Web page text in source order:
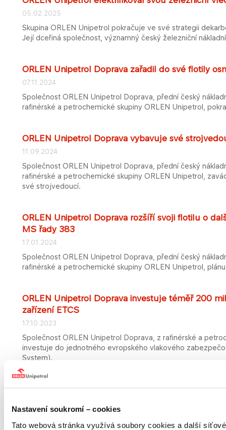
Nastavení soukromí – cookies
Tato webová stránka využívá soubory cookies a další
05.02.2025
Skupina ORLEN Unipetrol pokračuje ve své strategii
Její dceřiná společnost, významný český železniční
ORLEN Unipetrol Doprava zařadil do své flotily
07.11.2024
Společnost ORLEN Unipetrol Doprava, přední český
rafinérské a petrochemické skupiny ORLEN Unipetrol,
ORLEN Unipetrol Doprava vybavuje své
11.09.2024
Společnost ORLEN Unipetrol Doprava, přední český
rafinérské a petrochemické skupiny ORLEN Unipetrol,
své strojvedoucí.
ORLEN Unipetrol Doprava rozšíří svoji flotilu o
MS řady 383
17.01.2024
Společnost ORLEN Unipetrol Doprava, přední český
rafinérské a petrochemické skupiny ORLEN Unipetrol,
ORLEN Unipetrol Doprava investuje téměř 200
zařízení ETCS
17.10.2023
Společnost ORLEN Unipetrol Doprava, z rafinérské a
investuje do jednotného evropského vlakového
System).
ORLEN Unipetrol Doprava završil obměnu
21.03.2023
Společnost ORLEN Unipetrol Doprava, z rafinérské a